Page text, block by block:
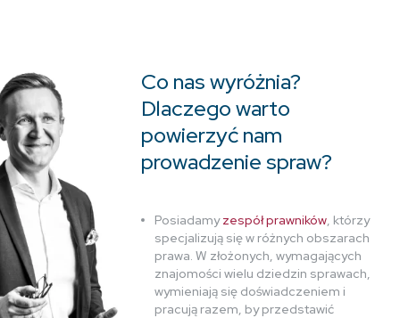
Co nas wyróżnia?
Dlaczego warto
powierzyć nam
prowadzenie spraw?
Posiadamyzespół prawników, którzy
specjalizują się w różnych obszarach
prawa. W złożonych, wymagających
znajomości wielu dziedzin sprawach,
wymieniają się doświadczeniem i
pracują razem, by przedstawić